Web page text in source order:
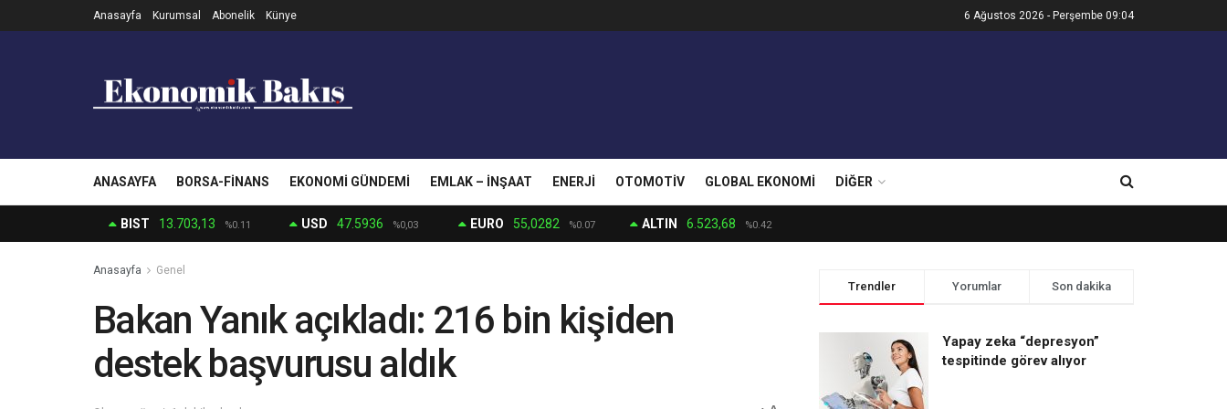
Anasayfa Kurumsal Abonelik Künye 6 Ağustos 2026 - Perşembe 09:04
ANASAYFA BORSA-FINANS EKONOMI GÜNDEMI EMLAK – İNŞAAT ENERJI OTOMOTIV GLOBAL EKONOMI DIĞER
BIST 13.703,13 %0.11 USD 47.5936 %0,03 EURO 55,0282 %0.07 ALTIN 6.523,68 %0.42
Anasayfa Genel
Bakan Yanık açıkladı: 216 bin kişiden
destek başvurusu aldık
Trendler Yorumlar Son dakika
Yapay zeka “depresyon”
tespitinde görev alıyor